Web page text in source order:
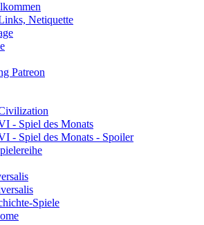
Netiquette
Patreon
- Spiel des Monats
- Spiel des Monats - Spoiler
Spiele